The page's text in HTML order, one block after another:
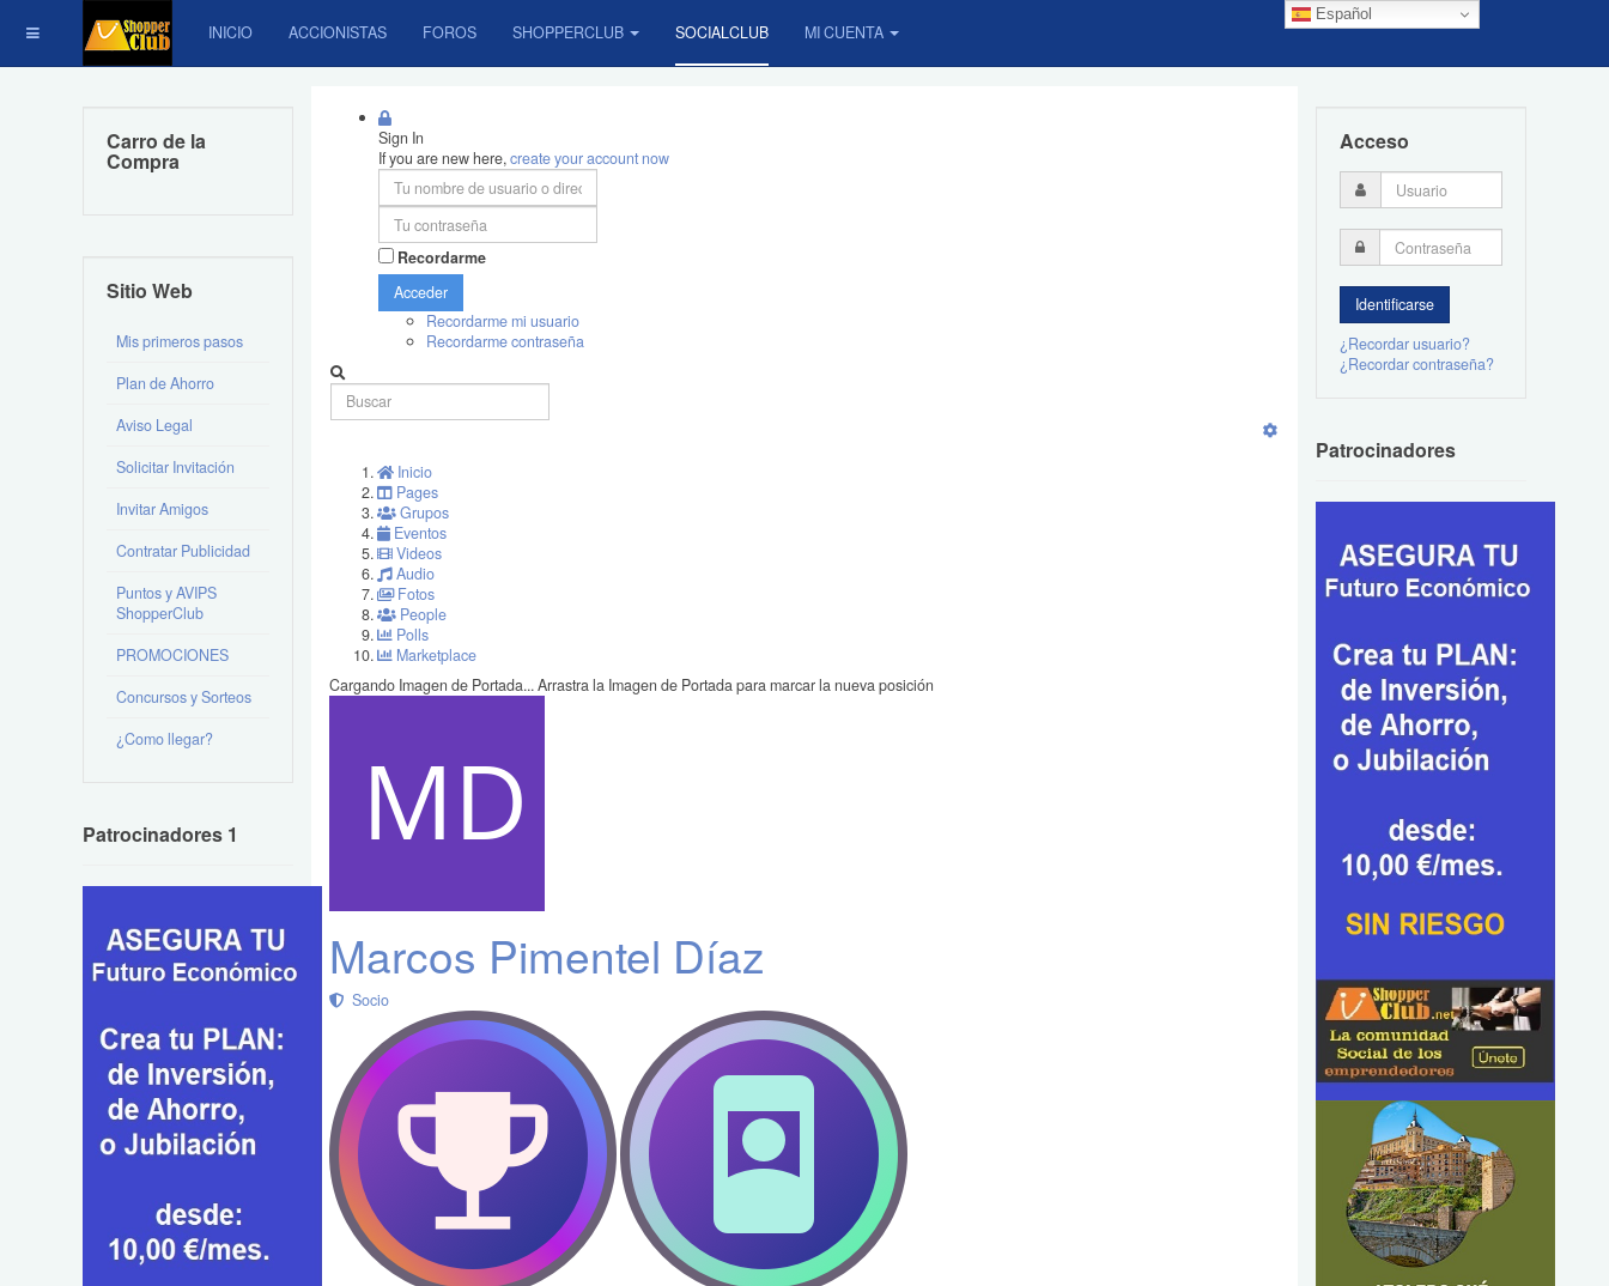
Español
INICIO ACCIONISTAS FOROS SHOPPERCLUB SOCIALCLUB MI CUENTA
Sign In
If you are new here,create your account now
Recordarme
Acceder
Recordarme mi usuario
Recordarme contraseña
Inicio
Pages
Grupos
Eventos
Videos
Audio
Fotos
People
Polls
Marketplace
Cargando Imagen de Portada...Arrastra la Imagen de Portada para marcar la nueva posición
Marcos Pimentel Díaz
Socio
Carro de la
Compra
Sitio Web
Mis primeros pasos
Plan de Ahorro
Aviso Legal
Solicitar Invitación
Invitar Amigos
Contratar Publicidad
Puntos y AVIPS
ShopperClub
PROMOCIONES
Concursos y Sorteos
¿Como llegar?
Patrocinadores 1
Acceso
¿Recordar usuario?
¿Recordar contraseña?
Patrocinadores